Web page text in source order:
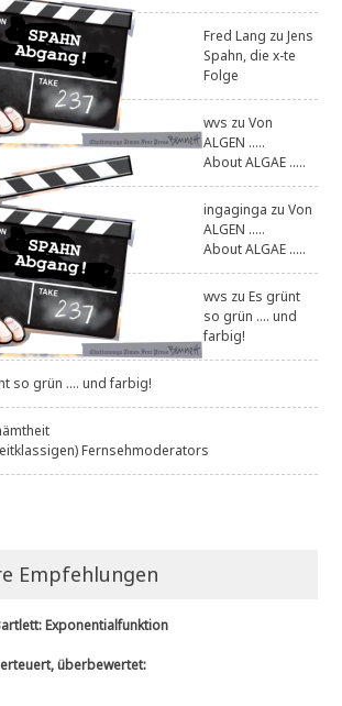
Fred Lang zuJens
Spahn, die x-te
Folge
wvs zuVon
ALGEN .....
About ALGAE .....
ingaginga zuVon
ALGEN .....
About ALGAE .....
wvs zuEs grünt
so grün .... und
farbig!
so grün .... und farbig!
Fernsehmoderators
Empfehlungen
Exponentialfunktion
überbewertet: